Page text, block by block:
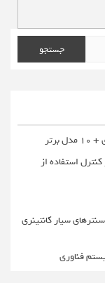
استفاده از
سیار کانتینری
فناوری